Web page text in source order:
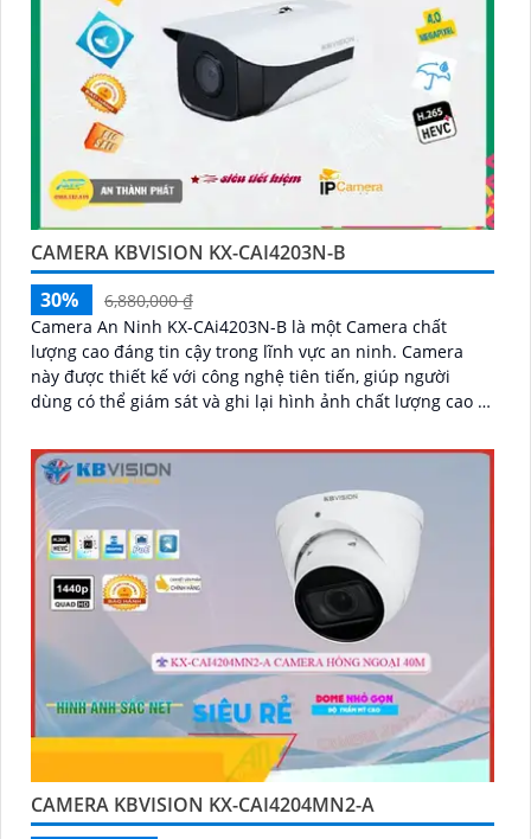
CAMERA KBVISION KX-CAI4203N-B
30%
6,880,000 ₫
Camera An Ninh KX-CAi4203N-B là một Camera chất
lượng cao đáng tin cậy trong lĩnh vực an ninh. Camera
này được thiết kế với công nghệ tiên tiến, giúp người
dùng có thể giám sát và ghi lại hình ảnh chất lượng cao ở
CAMERA KBVISION KX-CAI4204MN2-A